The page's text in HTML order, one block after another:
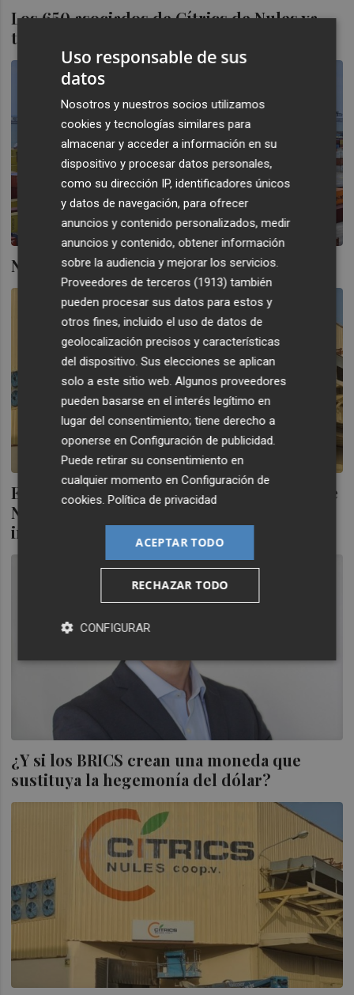
Los 650 asociados de Cítrics de Nules ya
tienen vía libre para vender su naranja
Nuevas alianzas, viejos desafíos
El juez ya tramita el concurso de Cítrics de
Nules mientras negocian las
indemnizaciones del ERE
¿Y si los BRICS crean una moneda que
sustituya la hegemonía del dólar?
Uso responsable de sus
datos
Nosotros y nuestros socios utilizamos
cookies y tecnologías similares para
almacenar y acceder a información en su
dispositivo y procesar datos personales,
como su dirección IP, identificadores únicos
y datos de navegación, para ofrecer
anuncios y contenido personalizados, medir
anuncios y contenido, obtener información
sobre la audiencia y mejorar los servicios.
Proveedores de terceros (1913) también
pueden procesar sus datos para estos y
otros fines, incluido el uso de datos de
geolocalización precisos y características
del dispositivo. Sus elecciones se aplican
solo a este sitio web. Algunos proveedores
pueden basarse en el interés legítimo en
lugar del consentimiento; tiene derecho a
oponerse enConfiguración de publicidad.
Puede retirar su consentimiento en
cualquier momento enConfiguración de
cookies.Política de privacidad
ACEPTAR TODO
RECHAZAR TODO
CONFIGURAR